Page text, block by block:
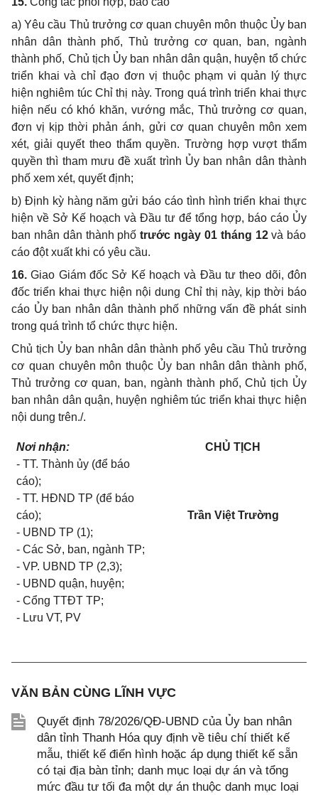
a)Yêu cầu Thủ trưởng cơ quan chuyên môn thuộc Ủyban
nhân dân thành phố, Thủ trưởng cơ quan, ban, ngành
thành phố, Chủ tịch Ủy ban nhân dân quận, huyện tổchức
triển khai và chỉ đạo đơn vị thuộc phạm vi quản lý thực
hiện nghiêm túc Chỉ thị này. Trong quá trình triển khai thực
hiện nếu có khó khăn, vướng mắc, Thủ trưởng cơ quan,
đơn vị kịp thời phản ánh, gửi cơ quan chuyên môn xem
xét, giải quyết theo thẩm quyền. Trường hợpvượt thẩm
quyền thì tham mưu đề xuất trình Ủyban nhân dân thành
phố xem xét, quyết định;
b) Định kỳ hàng năm gửi báo cáo tình hình triển khai thực
hiện về Sở Kế hoạch và Đầu tư để tổng hợp, báo cáo Ủy
ban nhân dân thành phốtrước ngày 01 tháng 12và báo
cáo đột xuất khi có yêu cầu.
16. Giao Giám đốc Sở Kếhoạch và Đầu tư theo dõi, đôn
đốc triển khai thực hiện nội dung Chỉ thị này, kịp thời báo
cáo Ủyban nhân dân thành phố những vấn đề phát sinh
trong quá trình tổ chức thực hiện.
Chủ tịch Ủy ban nhân dân thành phố yêu cầu Thủ trưởng
cơ quan chuyên môn thuộc Ủy ban nhân dân thành phố,
Thủ trưởng cơ quan, ban, ngành thành phố, Chủ tịch Ủy
ban nhân dân quận, huyện nghiêm túc triển khai thực hiện
nội dung trên./.
Nơi nhận:
-TT. Thành ủy (để báo
cáo);
-TT. HĐNDTP (để báo
cáo);
- UBND TP (1);
-Các Sở, ban, ngành TP;
-VP. UBND TP (2,3);
- UBND quận, huyện;
-Cổng TTĐT TP;
- Lưu VT, PV
CHỦ TỊCH
Trần Việt Trường
VĂN BẢN CÙNG LĨNH VỰC
Quyết định 78/2026/QĐ-UBND của Ủy ban nhân
dân tỉnh Thanh Hóa quy định về tiêu chí thiết kế
mẫu, thiết kế điển hình hoặc áp dụng thiết kế sẵn
có tại địa bàn tỉnh; danh mục loại dự án và tổng
mức đầu tư tối đa một dự án thuộc danh mục loại